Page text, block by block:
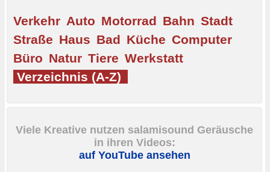
Verkehr Auto Motorrad Bahn Stadt
Straße Haus Bad Küche Computer
Büro Natur Tiere Werkstatt
Verzeichnis (A-Z)
Viele Kreative nutzen salamisound Geräusche
in ihren Videos:
auf YouTube ansehen